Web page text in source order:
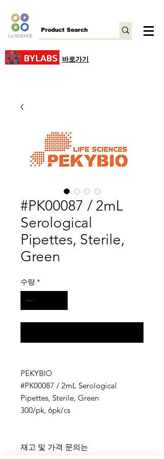
바로가기
#PK00087 / 2mL
Serological
Pipettes, Sterile,
Green
수량 *
PEKYBIO
#PK00087 / 2mL Serological
Pipettes, Sterile, Green
300/pk, 6pk/cs
재고 및 가격 문의는